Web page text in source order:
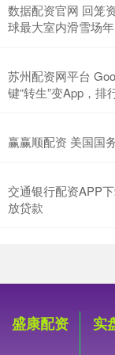
数据配资官网 回笼
球最大室内滑雪场
苏州配资网平台
键“转生”变App，排
赢赢顺配资 美国国
交通银行配资APP
放贷款
盛康配资
实